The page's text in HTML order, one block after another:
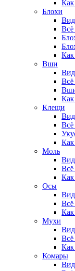
Как
Блохи
Всё
Как
Вши
Как
Клещи
Всё
Как
Моль
Как
Осы
Всё
Как
Мухи
Всё
Как
Комары